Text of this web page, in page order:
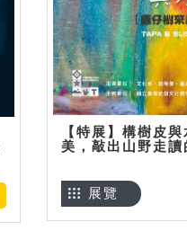
【特展】構樹皮
美，敲出山野走讀
展覽